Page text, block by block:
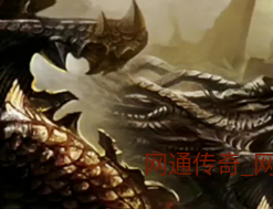
网通传奇_